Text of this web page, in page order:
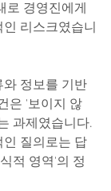
로 경영진에게
리스크였습니
정보를 기반
은 '보이지 않
과제였습니다.
질의로는 답
적 영역'의 정